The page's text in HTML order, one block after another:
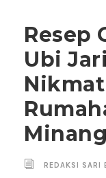
Resep
Ubi
REDAKSI SARI